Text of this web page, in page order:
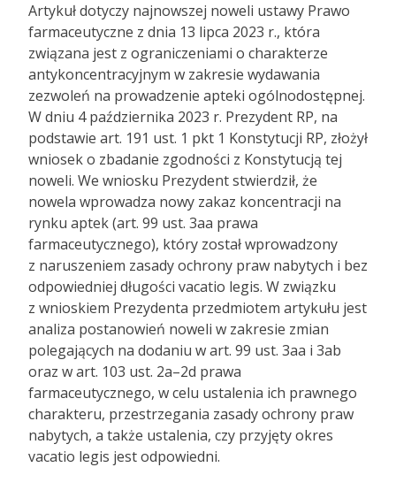
Artykuł dotyczy najnowszej noweli ustawy Prawo
farmaceutyczne z dnia 13 lipca 2023 r., która
związana jest z ograniczeniami o charakterze
antykoncentracyjnym w zakresie wydawania
zezwoleń na prowadzenie apteki ogólnodostępnej.
W dniu 4 października 2023 r. Prezydent RP, na
podstawie art. 191 ust. 1 pkt 1 Konstytucji RP, złożył
wniosek o zbadanie zgodności z Konstytucją tej
noweli. We wniosku Prezydent stwierdził, że
nowela wprowadza nowy zakaz koncentracji na
rynku aptek (art. 99 ust. 3aa prawa
farmaceutycznego), który został wprowadzony
z naruszeniem zasady ochrony praw nabytych i bez
odpowiedniej długości vacatio legis. W związku
z wnioskiem Prezydenta przedmiotem artykułu jest
analiza postanowień noweli w zakresie zmian
polegających na dodaniu w art. 99 ust. 3aa i 3ab
oraz w art. 103 ust. 2a–2d prawa
farmaceutycznego, w celu ustalenia ich prawnego
charakteru, przestrzegania zasady ochrony praw
nabytych, a także ustalenia, czy przyjęty okres
vacatio legis jest odpowiedni.